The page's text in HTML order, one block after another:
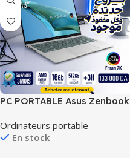
PC PORTABLE Asus Zenbook
Ordinateurs portable
En stock